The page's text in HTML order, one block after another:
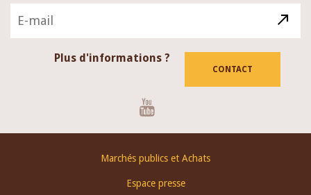
Plus d'informations ?
CONTACT
Marchés publics et Achats
Espace presse